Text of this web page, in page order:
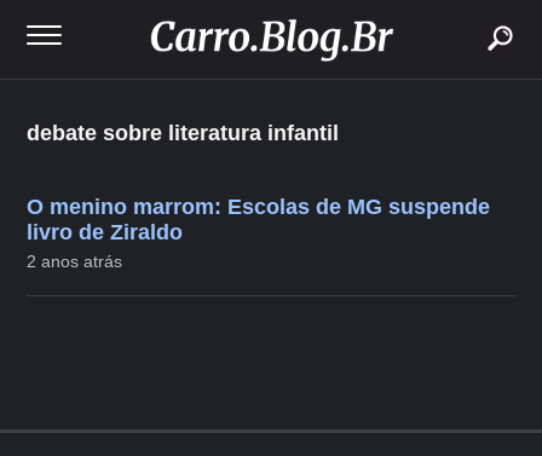
debate sobre literatura infantil
O menino marrom: Escolas de MG suspende
livro de Ziraldo
2 anos atrás